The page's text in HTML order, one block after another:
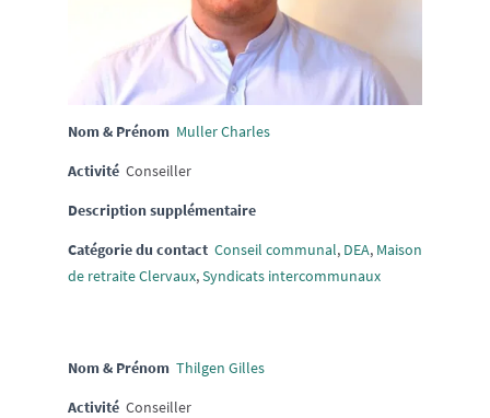
Nom & Prénom Muller Charles
Activité Conseiller
Description supplémentaire
Catégorie du contact Conseil communal, DEA, Maison
de retraite Clervaux,Syndicats intercommunaux
Nom & Prénom Thilgen Gilles
Activité Conseiller